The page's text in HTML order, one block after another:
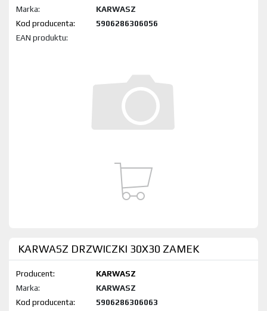
Marka:
KARWASZ
Kod produktu:
5906286306056
EAN produktu:
KARWASZ DRZWICZKI 30X30 ZAMEK
Producent:
KARWASZ
Marka:
KARWASZ
Kod produktu:
5906286306063